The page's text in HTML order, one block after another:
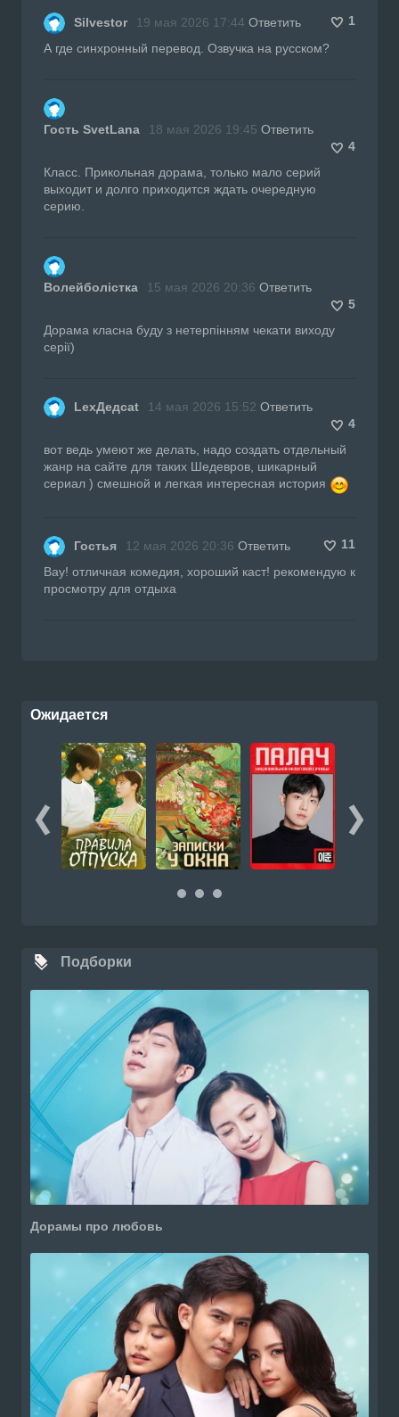
Silvestor 19 мая 2026 17:44 Ответить
1
А где синхронный перевод. Озвучка на русском?
Гость SvetLana 18 мая 2026 19:45 Ответить
4
Класс. Прикольная дорама, только мало серий
выходит и долго приходится ждать очередную
серию.
Волейболістка 15 мая 2026 20:36 Ответить
5
Дорама класна буду з нетерпінням чекати виходу
серії)
LexДедcat 14 мая 2026 15:52 Ответить
4
вот ведь умеют же делать, надо создать отдельный
жанр на сайте для таких Шедевров, шикарный
сериал ) смешной и легкая интересная история
Гостья 12 мая 2026 20:36 Ответить
11
Вау! отличная комедия, хороший каст! рекомендую к
просмотру для отдыха
Ожидается
Подборки
Дорамы про любовь